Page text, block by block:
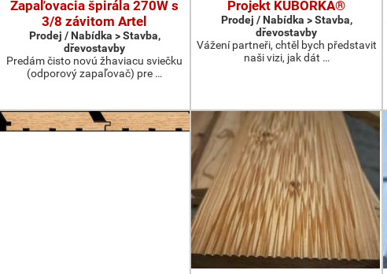
Zapaľovacia špirála 270W s
3/8 závitom Artel
Prodej / Nabídka > Stavba,
dřevostavby
Predám čisto novú žhaviacu sviečku
(odporový zapaľovač) pre …
Projekt KUBORKA®
Prodej / Nabídka > Stavba,
dřevostavby
Vážení partneři, chtěl bych představit
naši vizi, jak dát …